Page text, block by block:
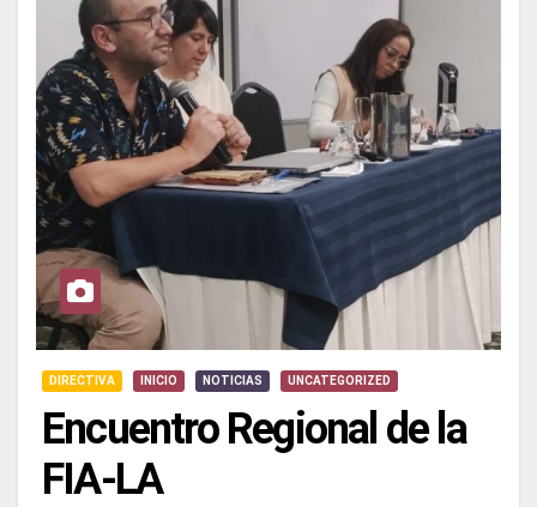
DIRECTIVA INICIO NOTICIAS UNCATEGORIZED
Encuentro Regional de la
FIA-LA